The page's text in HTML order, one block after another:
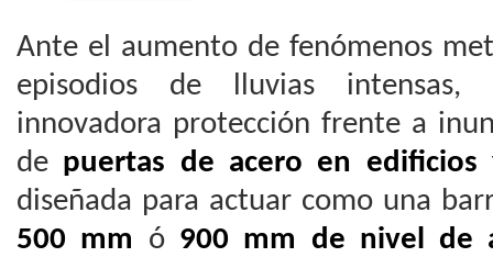
Ante el aumento de fenómenos
episodios de lluvias intensas,
innovadora protección frente a
de puertas de acero en edificios
diseñada para actuar como una
500 mm ó 900 mm de nivel de